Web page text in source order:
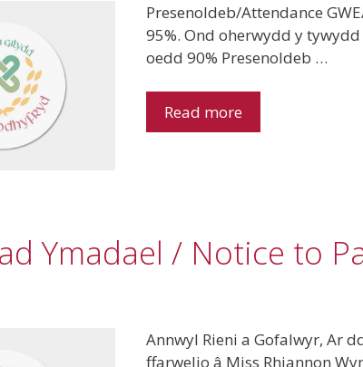
Presenoldeb/Attendance
95%. Ond oherwydd y
oedd 90% Presenoldeb …
Read more
Ymadael / Notice to
Annwyl Rieni a Gofalwyr, Ar
ffarwelio â Miss Rhiannon